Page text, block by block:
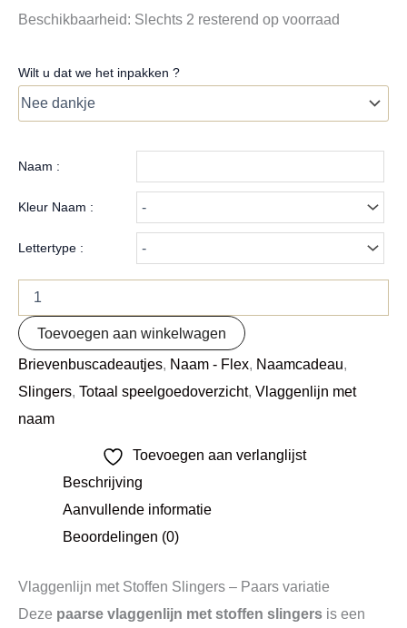
Beschikbaarheid: Slechts 2 resterend op voorraad
Wilt u dat we het inpakken ?
Naam :
Kleur Naam :
Lettertype :
Toevoegen aan winkelwagen
Brievenbuscadeautjes, Naam - Flex, Naamcadeau,
Slingers, Totaal speelgoedoverzicht, Vlaggenlijn met
naam
Toevoegen aan verlanglijst
Beschrijving
Aanvullende informatie
Beoordelingen (0)
Vlaggenlijn met Stoffen Slingers – Paars variatie
Deze paarse vlaggenlijn met stoffen slingers is een